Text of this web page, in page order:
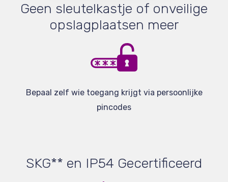
Geen sleutelkastje of onveilige
opslagplaatsen meer
Bepaal zelf wie toegang krijgt via persoonlijke
pincodes
SKG** en IP54 Gecertificeerd